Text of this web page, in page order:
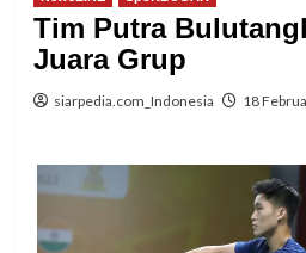
Tim Putra
Juara Grup
siarpedia.com_Indonesia 18